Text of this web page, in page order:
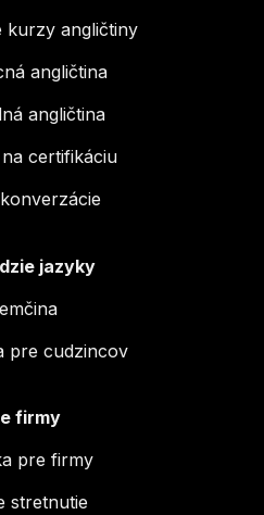
kurzy angličtiny
angličtina
angličtina
certifikáciu
jazyky
pre cudzincov
firmy
pre firmy
stretnutie